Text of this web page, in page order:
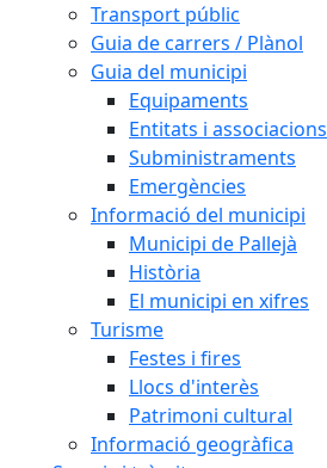
Transport públic
Guia de carrers / Plànol
Guia del municipi
Equipaments
Entitats i associacions
Subministraments
Emergències
Informació del municipi
Municipi de Pallejà
Història
El municipi en xifres
Turisme
Festes i fires
Llocs d'interès
Patrimoni cultural
Informació geogràfica